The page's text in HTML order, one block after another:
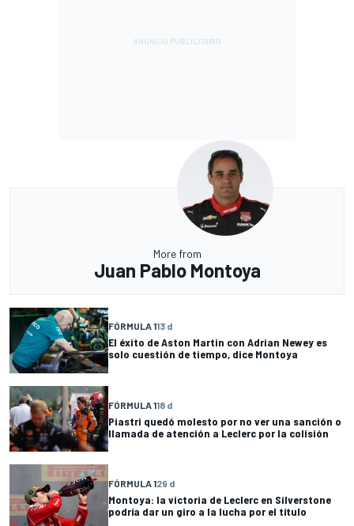
More from
Juan Pablo Montoya
FÓRMULA 113 d
El éxito de Aston Martin con Adrian Newey es
solo cuestión de tiempo, dice Montoya
FÓRMULA 118 d
Piastri quedó molesto por no ver una sanción o
llamada de atención a Leclerc por la colisión
FÓRMULA 129 d
Montoya: la victoria de Leclerc en Silverstone
podría dar un giro a la lucha por el título